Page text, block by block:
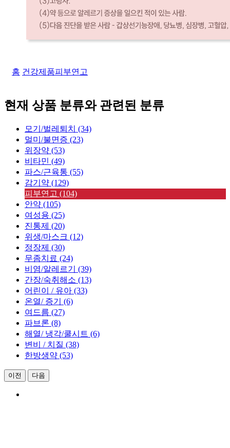
홈 건강제품피부연고
현재 상품 분류와 관련된 분류
모기/벌레퇴치 (34)
멀미/불면증 (23)
위장약 (53)
비타민 (49)
파스/근육통 (55)
감기약 (129)
피부연고 (104)
안약 (105)
여성용 (25)
진통제 (20)
위생/마스크 (12)
정장제 (30)
무좀치료 (24)
비염/알레르기 (39)
간장/숙취해소 (13)
어린이 / 유아 (33)
온열/ 증기 (6)
여드름 (27)
파브론 (8)
해열/ 냉각/쿨시트 (6)
변비 / 치질 (38)
한방생약 (53)
이전 다음